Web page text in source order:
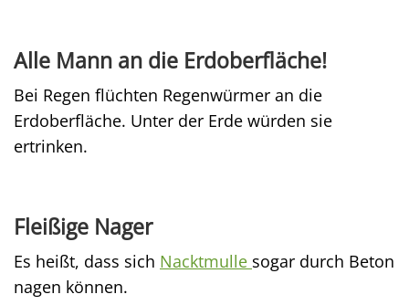
Alle Mann an die Erdoberfläche!
Bei Regen flüchten Regenwürmer an die
Erdoberfläche. Unter der Erde würden sie
ertrinken.
Fleißige Nager
Es heißt, dass sich Nacktmulle sogar durch Beton
nagen können.